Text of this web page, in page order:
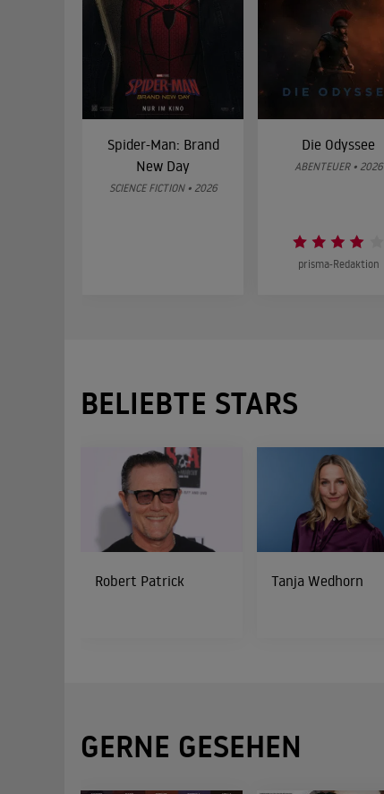
Spider-Man: Brand
New Day
SCIENCE FICTION • 2026
Die Odyssee
ABENTEUER • 2026
prisma-Redaktion
BELIEBTE STARS
Robert Patrick Tanja Wedhorn
GERNE GESEHEN